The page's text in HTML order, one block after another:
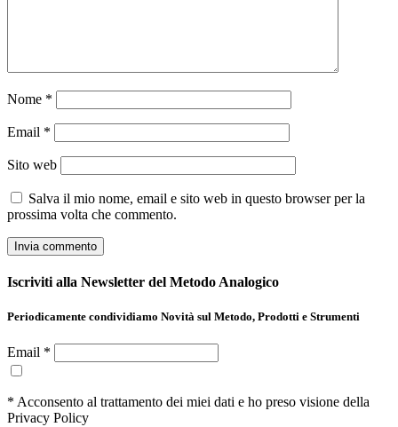
Nome *
Email *
Sito web
Salva il mio nome, email e sito web in questo browser per la
prossima volta che commento.
Iscriviti alla Newsletter del Metodo Analogico
Periodicamente condividiamo Novità sul Metodo, Prodotti e Strumenti
Email *
* Acconsento al trattamento dei miei dati e ho preso visione della
Privacy Policy